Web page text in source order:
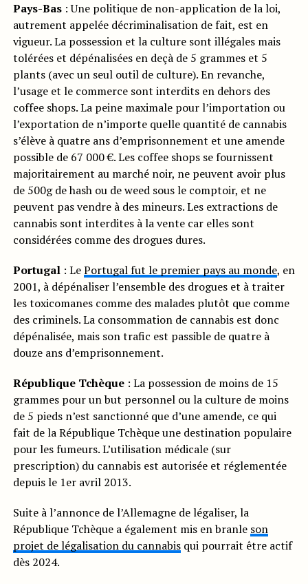
Pays-Bas: Une politique de non-application de la loi,
autrement appelée décriminalisation de fait, est en
vigueur. La possession et la culture sont illégales mais
tolérées et dépénalisées en deçà de 5 grammes et 5
plants (avec un seul outil de culture). En revanche,
l’usage et le commerce sont interdits en dehors des
coffee shops. La peine maximale pour l’importation ou
l’exportation de n’importe quelle quantité de cannabis
s’élève à quatre ans d’emprisonnement et une amende
possible de 67 000 €. Les coffee shops se fournissent
majoritairement au marché noir, ne peuvent avoir plus
de 500g de hash ou de weed sous le comptoir, et ne
peuvent pas vendre à des mineurs. Les extractions de
cannabis sont interdites à la vente car elles sont
considérées comme des drogues dures.
Portugal: LePortugal fut le premier pays au monde, en
2001, à dépénaliser l’ensemble des drogues et à traiter
les toxicomanes comme des malades plutôt que comme
des criminels. La consommation de cannabis est donc
dépénalisée, mais son trafic est passible de quatre à
douze ans d’emprisonnement.
République Tchèque: La possession de moins de 15
grammes pour un but personnel ou la culture de moins
de 5 pieds n’est sanctionné que d’une amende, ce qui
fait de la République Tchèque une destination populaire
pour les fumeurs. L’utilisation médicale (sur
prescription) du cannabis est autorisée et réglementée
depuis le 1er avril 2013.
Suite à l’annonce de l’Allemagne de légaliser, la
République Tchèque a également mis en branle son
projet de légalisation du cannabisqui pourrait être actif
dès 2024.